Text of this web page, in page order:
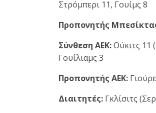
Στρόμπερι 11, Γουίμς 8
Προπονητής
Σύνθεση ΑΕΚ:Ούκιτς 11
Γουίλιαμς 3
Προπονητής ΑΕΚ:
Διαιτητές: Γκλίσιτς